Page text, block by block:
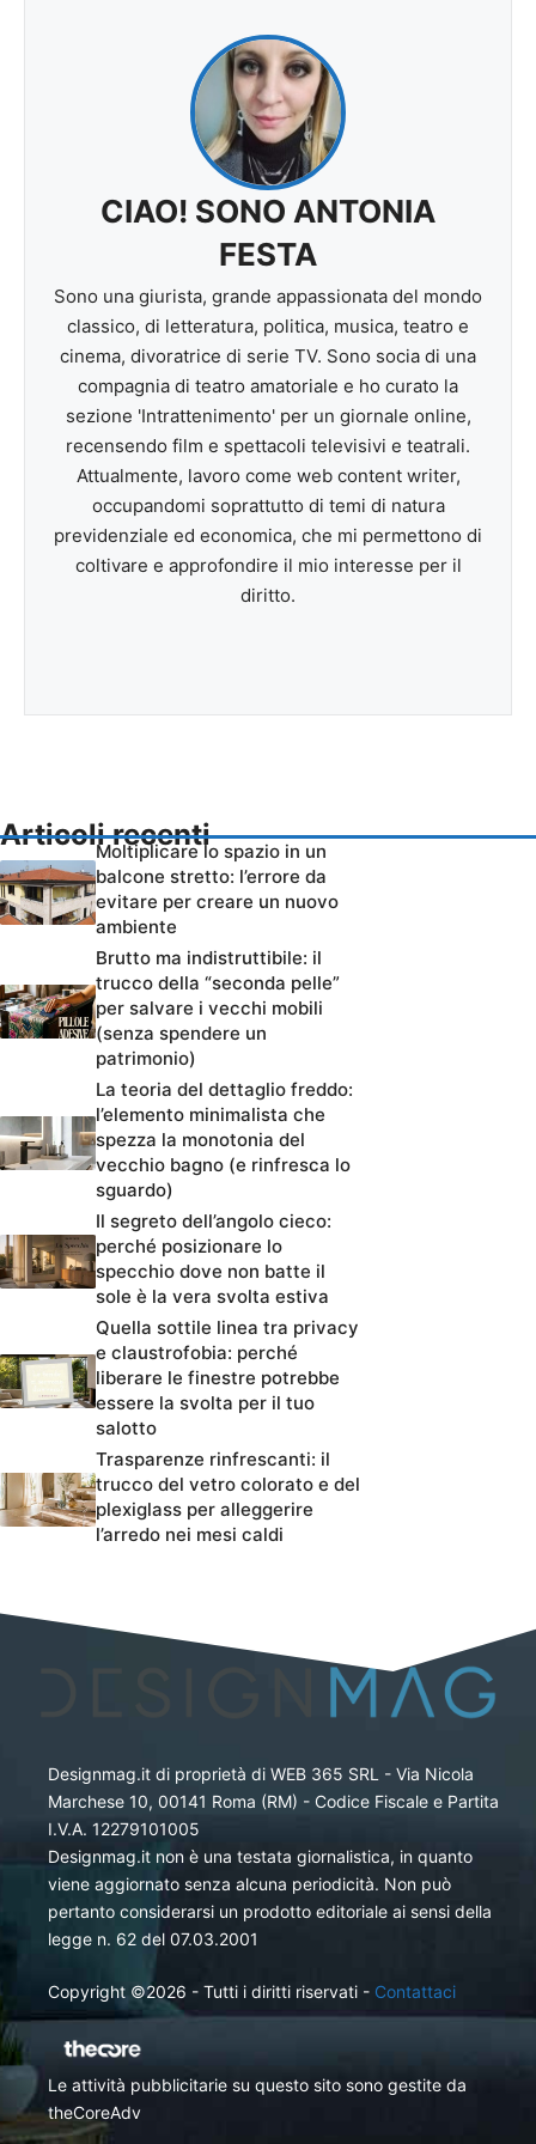
CIAO! SONO ANTONIA
FESTA
Sono una giurista, grande appassionata del mondo
classico, di letteratura, politica, musica, teatro e
cinema, divoratrice di serie TV. Sono socia di una
compagnia di teatro amatoriale e ho curato la
sezione 'Intrattenimento' per un giornale online,
recensendo film e spettacoli televisivi e teatrali.
Attualmente, lavoro come web content writer,
occupandomi soprattutto di temi di natura
previdenziale ed economica, che mi permettono di
coltivare e approfondire il mio interesse per il
diritto.
Articoli recenti
Moltiplicare lo spazio in un
balcone stretto: l’errore da
evitare per creare un nuovo
ambiente
Brutto ma indistruttibile: il
trucco della “seconda pelle”
per salvare i vecchi mobili
(senza spendere un
patrimonio)
La teoria del dettaglio freddo:
l’elemento minimalista che
spezza la monotonia del
vecchio bagno (e rinfresca lo
sguardo)
Il segreto dell’angolo cieco:
perché posizionare lo
specchio dove non batte il
sole è la vera svolta estiva
Quella sottile linea tra privacy
e claustrofobia: perché
liberare le finestre potrebbe
essere la svolta per il tuo
salotto
Trasparenze rinfrescanti: il
trucco del vetro colorato e del
plexiglass per alleggerire
l’arredo nei mesi caldi
Designmag.it di proprietà di WEB 365 SRL - Via Nicola
Marchese 10, 00141 Roma (RM) - Codice Fiscale e Partita
I.V.A. 12279101005
Designmag.it non è una testata giornalistica, in quanto
viene aggiornato senza alcuna periodicità. Non può
pertanto considerarsi un prodotto editoriale ai sensi della
legge n. 62 del 07.03.2001
Copyright ©2026 - Tutti i diritti riservati - Contattaci
Le attività pubblicitarie su questo sito sono gestite da
theCoreAdv